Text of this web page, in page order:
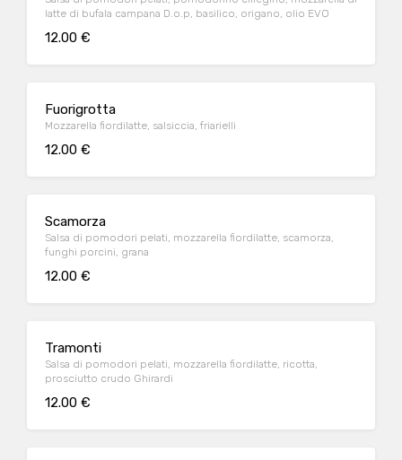
latte di bufala campana D.o.p, basilico, origano, olio EVO
12.00 €
Fuorigrotta
Mozzarella fiordilatte, salsiccia, friarielli
12.00 €
Scamorza
Salsa di pomodori pelati, mozzarella fiordilatte, scamorza,
funghi porcini, grana
12.00 €
Tramonti
Salsa di pomodori pelati, mozzarella fiordilatte, ricotta,
prosciutto crudo Ghirardi
12.00 €